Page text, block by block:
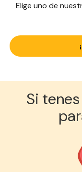
Elige uno de
Si